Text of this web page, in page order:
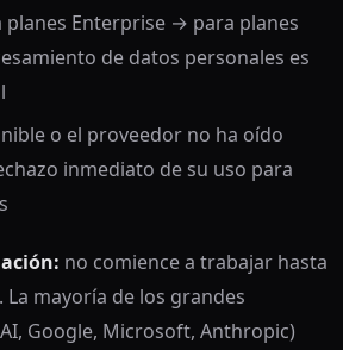
Enterprise → para planes
de datos personales es
o el proveedor no ha oído
inmediato de su uso para
no comience a trabajar hasta
La mayoría de los grandes
Google, Microsoft, Anthropic)